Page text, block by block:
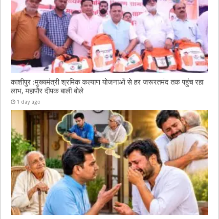
काशीपुर :मुख्यमंत्री श्रमिक कल्याण योजनाओं से हर जरूरतमंद तक पहुंच रहा
लाभ, महापौर दीपक बाली बोले
1 day ago